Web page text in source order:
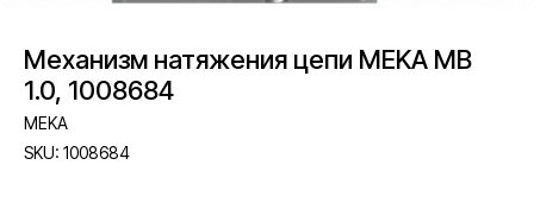
Механизм натяжения цепи MEKA MB
1.0, 1008684
MEKA
SKU: 1008684